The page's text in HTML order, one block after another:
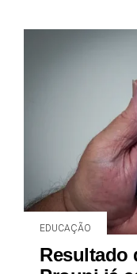
EDUCAÇÃO
Resultado